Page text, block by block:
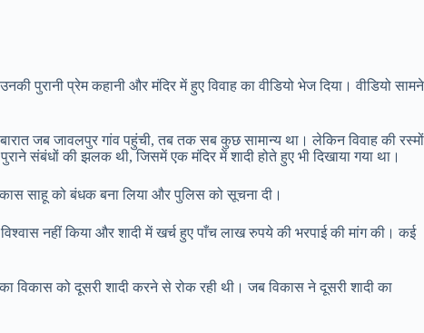
पुरानी प्रेम कहानी और मंदिर में हुए विवाह का वीडियो भेज दिया। वीडियो सामने
जब जावलपुर गांव पहुंची, तब तक सब कुछ सामान्य था। लेकिन विवाह की रस्मों
संबंधों की झलक थी, जिसमें एक मंदिर में शादी होते हुए भी दिखाया गया था।
साहू को बंधक बना लिया और पुलिस को सूचना दी।
नहीं किया और शादी में खर्च हुए पाँच लाख रुपये की भरपाई की मांग की। कई
विकास को दूसरी शादी करने से रोक रही थी। जब विकास ने दूसरी शादी का